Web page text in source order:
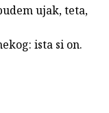
ujak, teta,
ista si on.